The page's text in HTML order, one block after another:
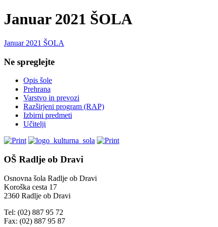
Januar 2021 ŠOLA
Januar 2021 ŠOLA
Ne spreglejte
Opis šole
Prehrana
Varstvo in prevozi
Razširjeni program (RAP)
Izbirni predmeti
Učitelji
OŠ Radlje ob Dravi
Osnovna šola Radlje ob Dravi
Koroška cesta 17
2360 Radlje ob Dravi
Tel: (02) 887 95 72
Fax: (02) 887 95 87